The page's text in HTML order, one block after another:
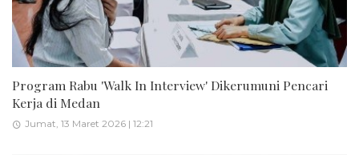
Program Rabu 'Walk In Interview' Dikerumuni Pencari
Kerja di Medan
Jumat, 13 Maret 2026 | 12:21